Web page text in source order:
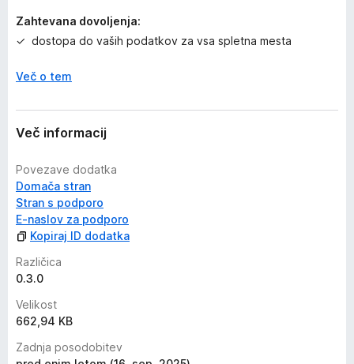
Zahtevana dovoljenja:
dostopa do vaših podatkov za vsa spletna mesta
Več o tem
Več informacij
Povezave dodatka
Domača stran
Stran s podporo
E-naslov za podporo
Kopiraj ID dodatka
Različica
0.3.0
Velikost
662,94 KB
Zadnja posodobitev